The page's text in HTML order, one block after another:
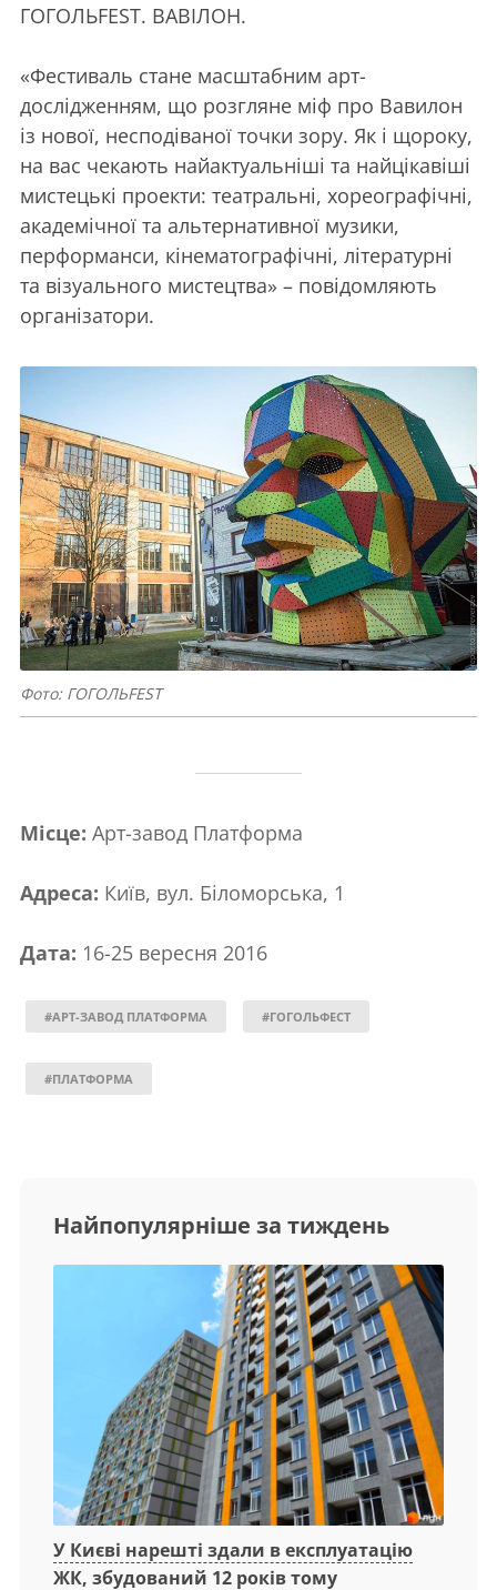
ГОГОЛЬFEST. ВАВІЛОН.
«Фестиваль стане масштабним арт-
дослідженням, що розгляне міф про Вавилон
із нової, несподіваної точки зору. Як і щороку,
на вас чекають найактуальніші та найцікавіші
мистецькі проекти: театральні, хореографічні,
академічної та альтернативної музики,
перформанси, кінематографічні, літературні
та візуального мистецтва» – повідомляють
організатори.
Фото: ГОГОЛЬFEST
Місце: Арт-завод Платформа
Адреса: Київ, вул. Біломорська, 1
Дата: 16-25 вересня 2016
#АРТ-ЗАВОД ПЛАТФОРМА #ГОГОЛЬФЕСТ
#ПЛАТФОРМА
Найпопулярніше за тиждень
У Києві нарешті здали в експлуатацію
ЖК, збудований 12 років тому